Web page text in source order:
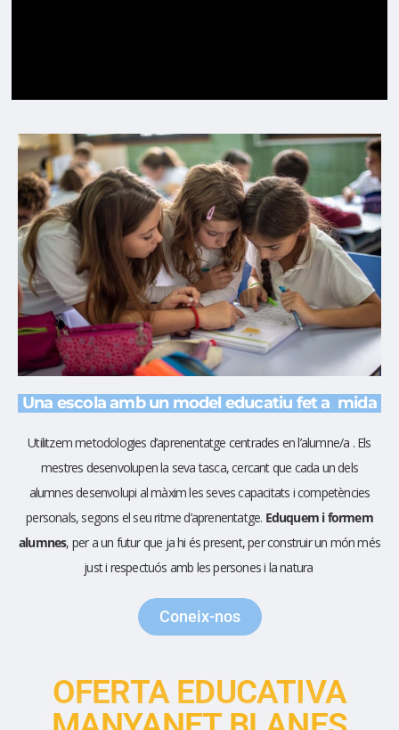
Una escola amb un model educatiu fet a mida
Utilitzem metodologies d’aprenentatge centrades en l’alumne/a . Els
mestres desenvolupen la seva tasca, cercant que cada un dels
alumnes desenvolupi al màxim les seves capacitats i competències
personals, segons el seu ritme d’aprenentatge. Eduquem i formem
alumnes, per a un futur que ja hi és present, per construir un món més
just i respectuós amb les persones i la natura
Coneix-nos
OFERTA EDUCATIVA